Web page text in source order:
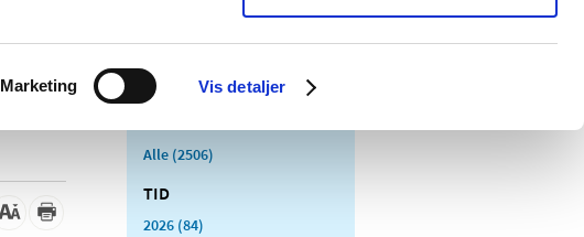
Marketing Vis detaljer
Alle (2506)
TID
2026 (84)